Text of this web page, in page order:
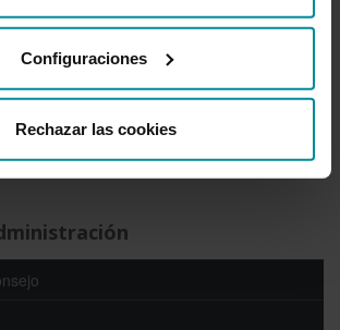
Configuraciones
Rechazar las cookies
Monferrer
Vocal
Fernandez
Vocal
Dña. María del Pilar Sánchez
Núñez